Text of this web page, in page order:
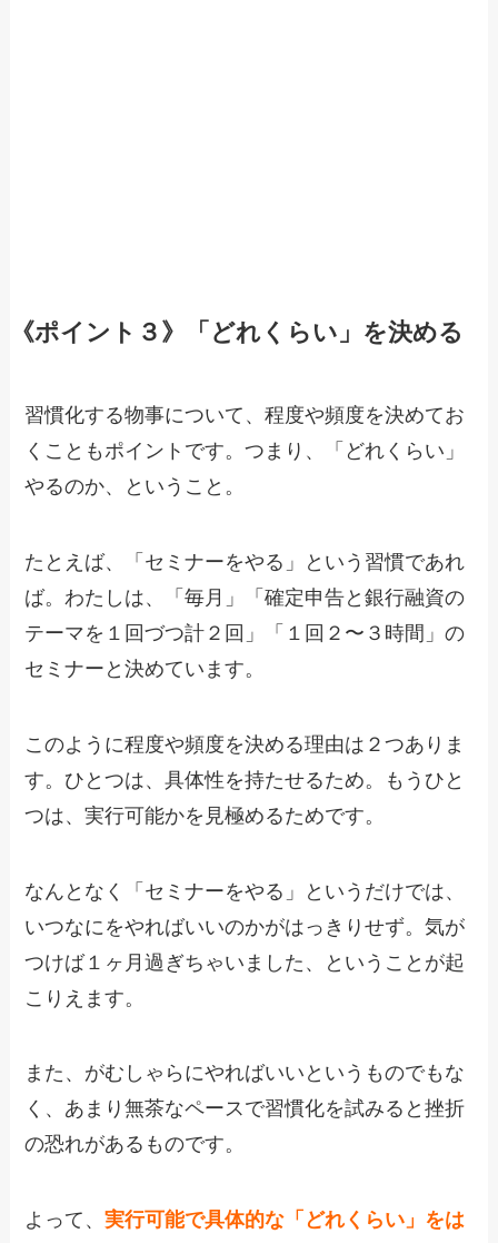
《ポイント３》「どれくらい」を決める
習慣化する物事について、程度や頻度を決めてお
くこともポイントです。つまり、「どれくらい」
やるのか、ということ。
たとえば、「セミナーをやる」という習慣であれ
ば。わたしは、「毎月」「確定申告と銀行融資の
テーマを１回づつ計２回」「１回２〜３時間」の
セミナーと決めています。
このように程度や頻度を決める理由は２つありま
す。ひとつは、具体性を持たせるため。もうひと
つは、実行可能かを見極めるためです。
なんとなく「セミナーをやる」というだけでは、
いつなにをやればいいのかがはっきりせず。気が
つけば１ヶ月過ぎちゃいました、ということが起
こりえます。
また、がむしゃらにやればいいというものでもな
く、あまり無茶なペースで習慣化を試みると挫折
の恐れがあるものです。
よって、実行可能で具体的な「どれくらい」をは